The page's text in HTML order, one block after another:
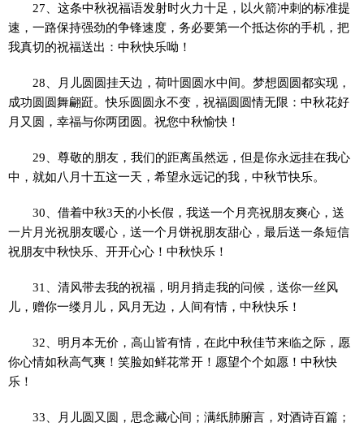
27、这条中秋祝福语发射时火力十足，以火箭冲刺的标准提
速，一路保持强劲的争锋速度，务必要第一个抵达你的手机，把
我真切的祝福送出：中秋快乐呦！
28、月儿圆圆挂天边，荷叶圆圆水中间。梦想圆圆都实现，
成功圆圆舞翩跹。快乐圆圆永不变，祝福圆圆情无限：中秋花好
月又圆，幸福与你两团圆。祝您中秋愉快！
29、尊敬的朋友，我们的距离虽然远，但是你永远挂在我心
中，就如八月十五这一天，希望永远记的我，中秋节快乐。
30、借着中秋3天的小长假，我送一个月亮祝朋友爽心，送
一片月光祝朋友暖心，送一个月饼祝朋友甜心，最后送一条短信
祝朋友中秋快乐、开开心心！中秋快乐！
31、清风带去我的祝福，明月捎走我的问候，送你一丝风
儿，赠你一缕月儿，风月无边，人间有情，中秋快乐！
32、明月本无价，高山皆有情，在此中秋佳节来临之际，愿
你心情如秋高气爽！笑脸如鲜花常开！愿望个个如愿！中秋快
乐！
33、月儿圆又圆，思念藏心间；满纸肺腑言，对酒诗百篇；